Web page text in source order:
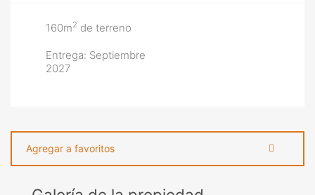
160m2 de terreno
Entrega: Septiembre
2027
Agregar a favoritos